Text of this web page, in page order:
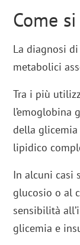
Come
La diagnosi
metabolici
Tra i più
l’emoglobina
della
lipidico
In alcuni casi
glucosio o al
sensibilità
glicemia e